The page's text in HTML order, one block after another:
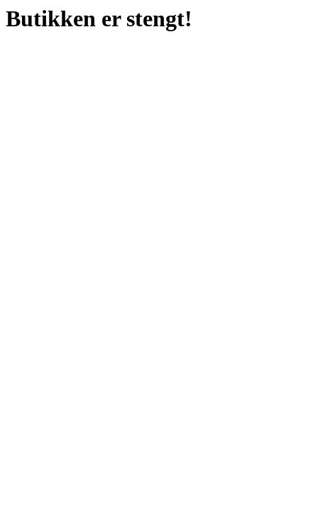
Butikken er stengt!